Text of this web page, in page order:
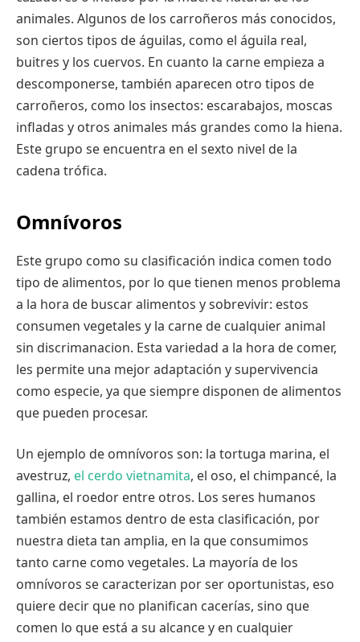
animales. Algunos de los carroñeros más conocidos,
son ciertos tipos de águilas, como el águila real,
buitres y los cuervos. En cuanto la carne empieza a
descomponerse, también aparecen otro tipos de
carroñeros, como los insectos: escarabajos, moscas
infladas y otros animales más grandes como la hiena.
Este grupo se encuentra en el sexto nivel de la
cadena trófica.
Omnívoros
Este grupo como su clasificación indica comen todo
tipo de alimentos, por lo que tienen menos problema
a la hora de buscar alimentos y sobrevivir: estos
consumen vegetales y la carne de cualquier animal
sin discrimanacion. Esta variedad a la hora de comer,
les permite una mejor adaptación y supervivencia
como especie, ya que siempre disponen de alimentos
que pueden procesar.
Un ejemplo de omnívoros son: la tortuga marina, el
avestruz, el cerdo vietnamita, el oso, el chimpancé, la
gallina, el roedor entre otros. Los seres humanos
también estamos dentro de esta clasificación, por
nuestra dieta tan amplia, en la que consumimos
tanto carne como vegetales. La mayoría de los
omnívoros se caracterizan por ser oportunistas, eso
quiere decir que no planifican cacerías, sino que
comen lo que está a su alcance y en cualquier